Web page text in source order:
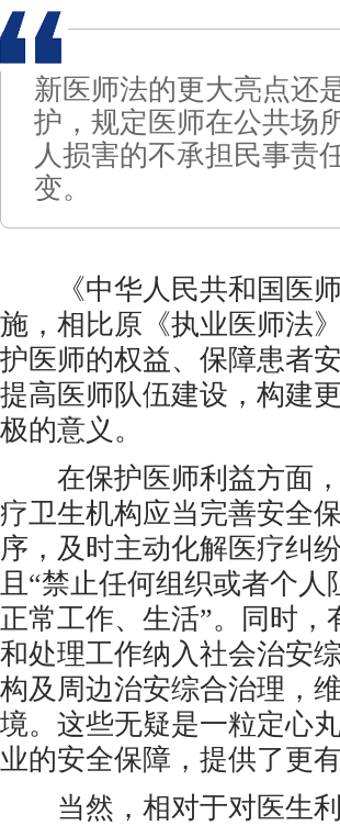
新医师法的更大亮点还
护，规定医师在公共场
人损害的不承担民事责
变。
《中华人民共和国医师
施，相比原《执业医师法
护医师的权益、保障患者
提高医师队伍建设，构建
极的意义。
在保护医师利益方面，
疗卫生机构应当完善安全
序，及时主动化解医疗纠
且“禁止任何组织或者个
正常工作、生活”。同时
和处理工作纳入社会治安
构及周边治安综合治理，
境。这些无疑是一粒定心
业的安全保障，提供了更有
当然，相对于对医生利